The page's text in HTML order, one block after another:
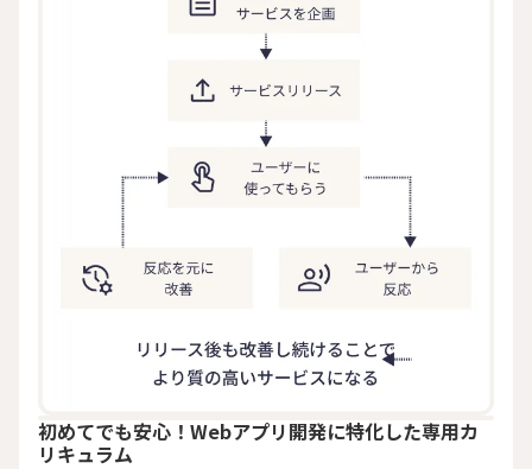
初めてでも安心！Webアプリ開発に特化した専用カ
リキュラム